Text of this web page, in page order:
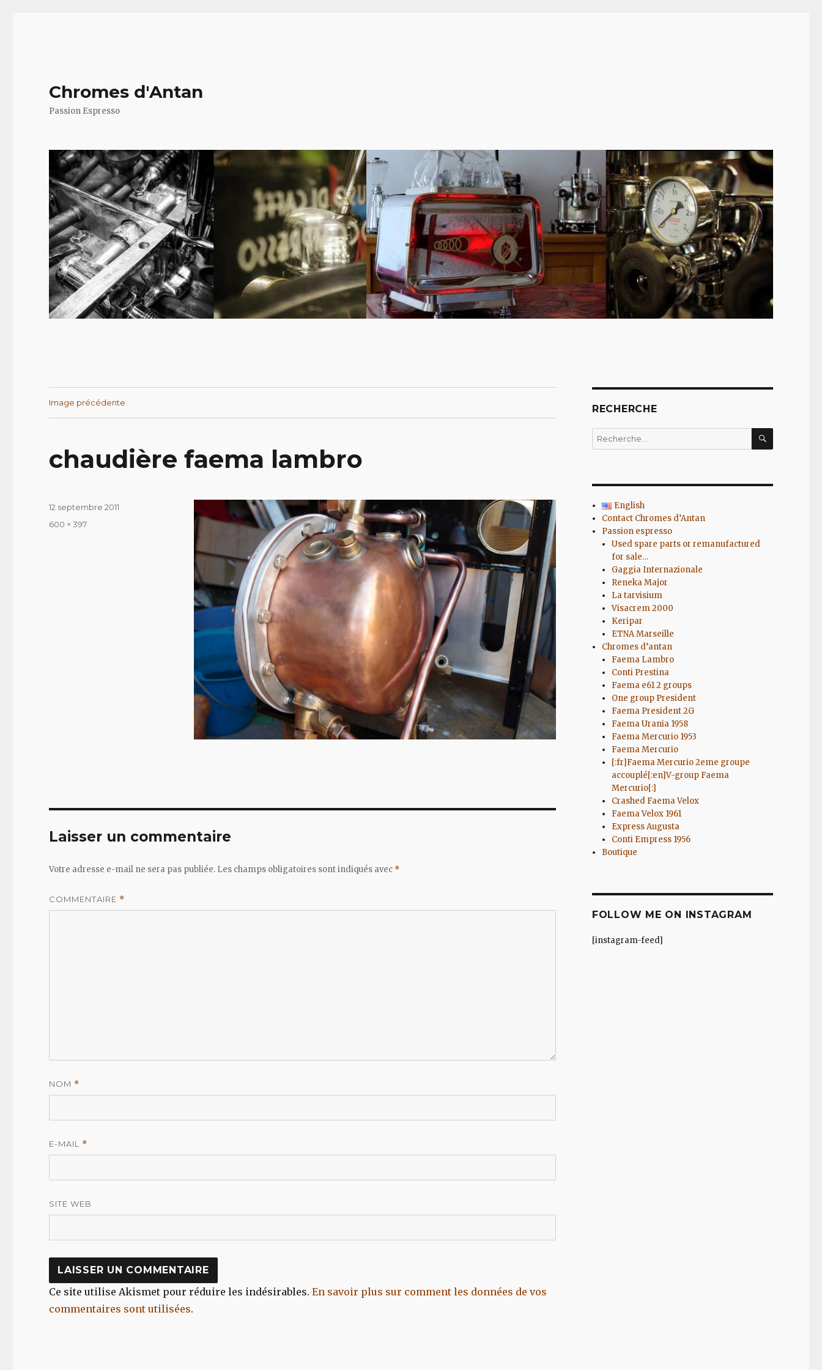
Chromes d'Antan
Passion Espresso
Image précédente
chaudière faema lambro
Publié
12 septembre 2011
Taille
600 × 397
Laisser un commentaire
Votre adresse e-mail ne sera pas publiée. Les champs obligatoires sont indiqués avec *
COMMENTAIRE *
NOM *
E-MAIL *
SITE WEB
Ce site utilise Akismet pour réduire les indésirables.En savoir plus sur comment les données de vos
commentaires sont utilisées.
RECHERCHE
Recherche
pour
English
Contact Chromes d’Antan
Passion espresso
Used spare parts or remanufactured
for sale…
Gaggia Internazionale
Reneka Major
La tarvisium
Visacrem 2000
Keripar
ETNA Marseille
Chromes d’antan
Faema Lambro
Conti Prestina
Faema e61 2 groups
One group President
Faema President 2G
Faema Urania 1958
Faema Mercurio 1953
Faema Mercurio
[:fr]Faema Mercurio 2eme groupe
accouplé[:en]V-group Faema
Mercurio[:]
Crashed Faema Velox
Faema Velox 1961
Express Augusta
Conti Empress 1956
Boutique
FOLLOW ME ON INSTAGRAM
[instagram-feed]